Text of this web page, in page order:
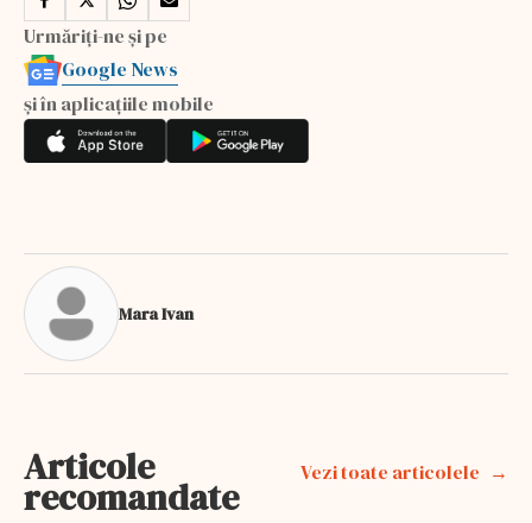
Urmăriți-ne și pe
Google News
și în aplicațiile mobile
Mara Ivan
Articole
recomandate
Vezi toate articolele